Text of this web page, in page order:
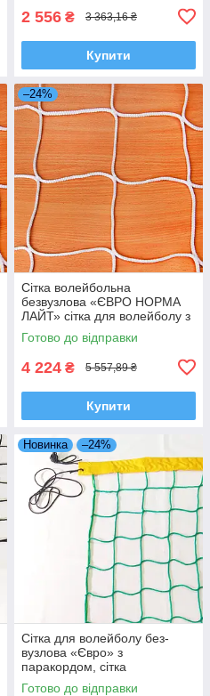
2 556 ₴ 3 363,16 ₴
Купити
–24%
Сітка волейбольна
безвузлова «ЄВРО НОРМА
ЛАЙТ» сітка для волейболу з
тросом, професійна, біла
Готово до відправки
4 224 ₴ 5 557,89 ₴
Купити
Новинка –24%
Сітка для волейболу без-
вузлова «Євро» з
паракордом, сітка
волейбольна, зелено-жовта
Готово до відправки